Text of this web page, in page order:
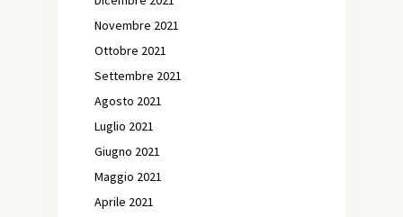
Novembre 2021
Ottobre 2021
Settembre 2021
Agosto 2021
Luglio 2021
Giugno 2021
Maggio 2021
Aprile 2021